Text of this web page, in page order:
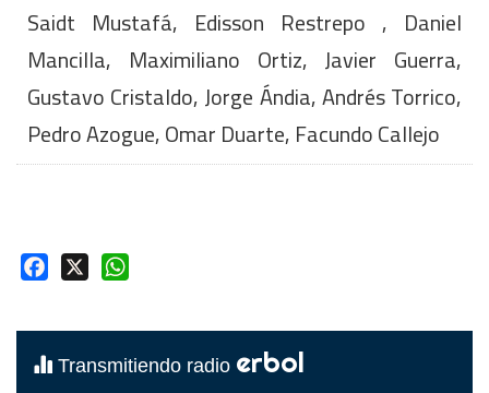
Saidt Mustafá, Edisson Restrepo , Daniel
Mancilla, Maximiliano Ortiz, Javier Guerra,
Gustavo Cristaldo, Jorge Ándia, Andrés Torrico,
Pedro Azogue, Omar Duarte, Facundo Callejo
Facebook
Transmitiendo radio erbol